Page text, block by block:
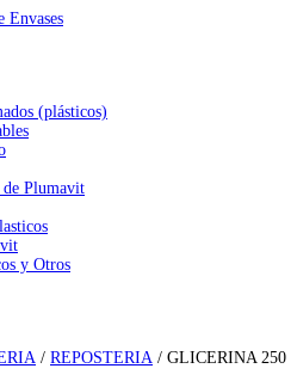
(plásticos)
de Plumavit
y Otros
/ REPOSTERIA / GLICERINA 250